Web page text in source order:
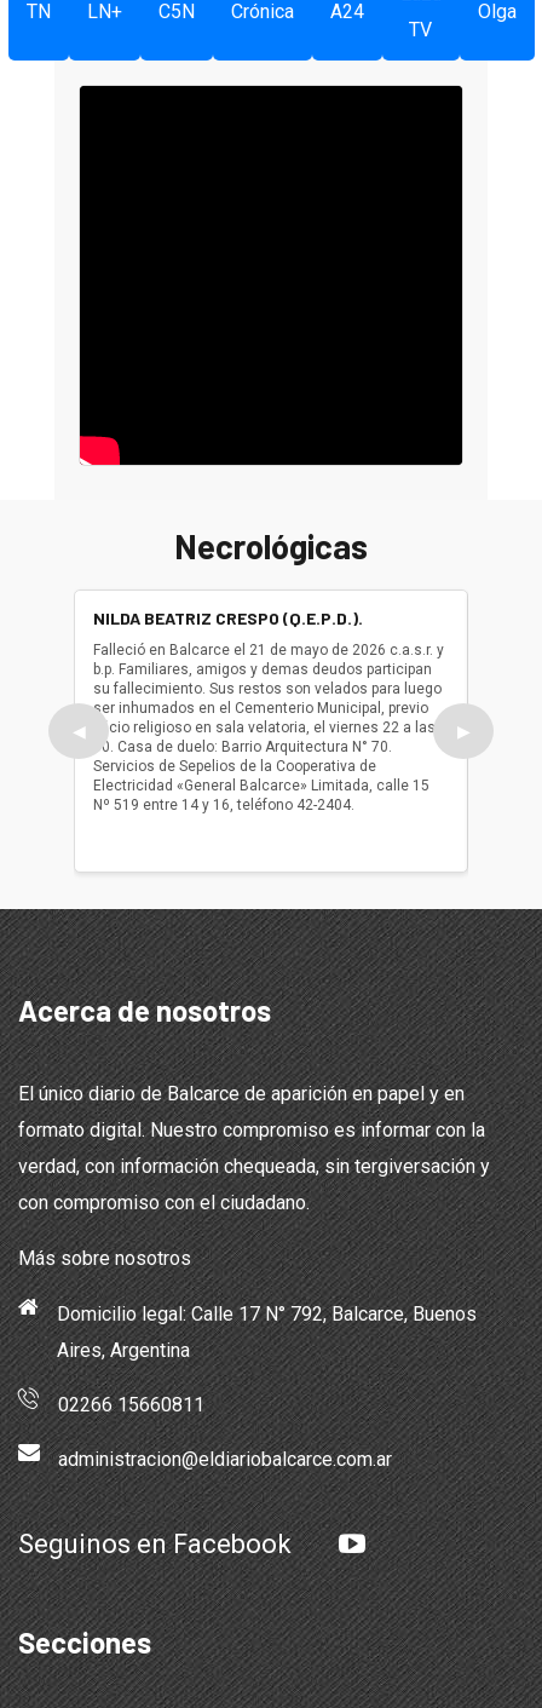
TN LN+ C5N Crónica A24
TV
Olga
Necrológicas
◀
NILDA BEATRIZ CRESPO (Q.E.P.D.).
Falleció en Balcarce el 21 de mayo de 2026 c.a.s.r. y
b.p. Familiares, amigos y demas deudos participan
su fallecimiento. Sus restos son velados para luego
ser inhumados en el Cementerio Municipal, previo
oficio religioso en sala velatoria, el viernes 22 a las
10. Casa de duelo: Barrio Arquitectura N° 70.
Servicios de Sepelios de la Cooperativa de
Electricidad «General Balcarce» Limitada, calle 15
Nº 519 entre 14 y 16, teléfono 42-2404.
ser
oficio
▶
Acerca de nosotros
El único diario de Balcarce de aparición en papel y en
formato digital. Nuestro compromiso es informar con la
verdad, con información chequeada, sin tergiversación y
con compromiso con el ciudadano.
Más sobre nosotros
Domicilio legal: Calle 17 N° 792, Balcarce, Buenos
Aires, Argentina
02266 15660811
administracion@eldiariobalcarce.com.ar
Seguinos en Facebook
Secciones